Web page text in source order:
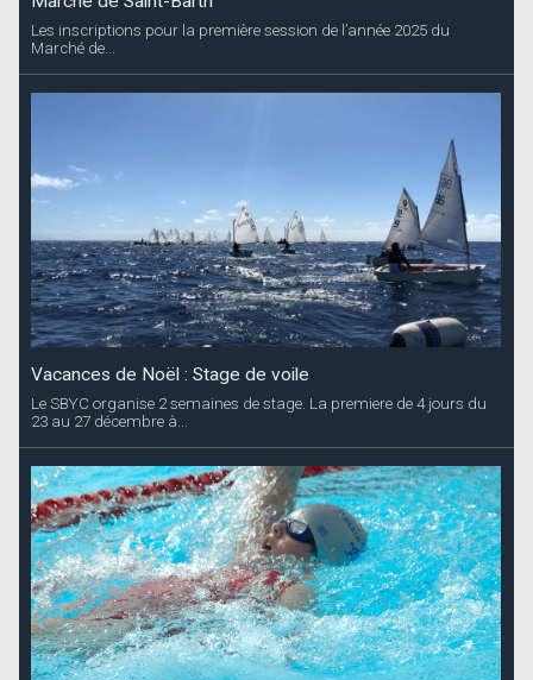
Les inscriptions pour la première session de l’année 2025 du
Marché de...
Vacances de Noël : Stage de voile
Le SBYC organise 2 semaines de stage. La premiere de 4 jours du
23 au 27 décembre à...